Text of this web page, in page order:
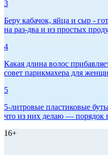
3
Беру кабачок, яйца и сыр -
на раз-два и из простых
4
Какая длина волос
совет парикмахера для
5
5-литровые пластиковые
что из них делаю — порядок
16+